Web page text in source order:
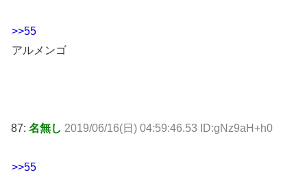
>>55
アルメンゴ
87: 名無し 2019/06/16(日) 04:59:46.53 ID:gNz9aH+h0
>>55